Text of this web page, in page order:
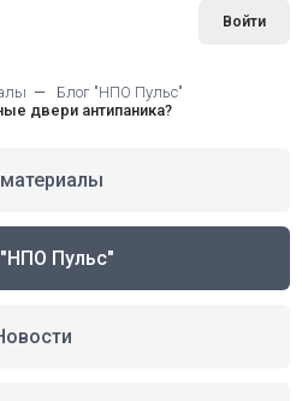
Войти
Блог "НПО Пульс"
двери антипаника?
Пульс"